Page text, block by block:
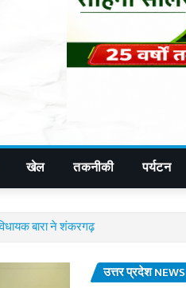
खेल तकनीकी पर्यटन
बारा ने शंकरगढ़
उत्तर प्रदेश NEWS